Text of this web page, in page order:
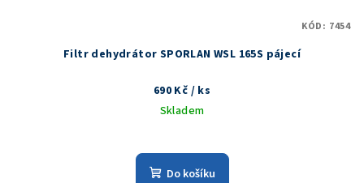
Filtr dehydrátor SPORLAN WSL 165S pájecí
690 Kč / ks
Skladem
Do košíku
KÓD: 7454